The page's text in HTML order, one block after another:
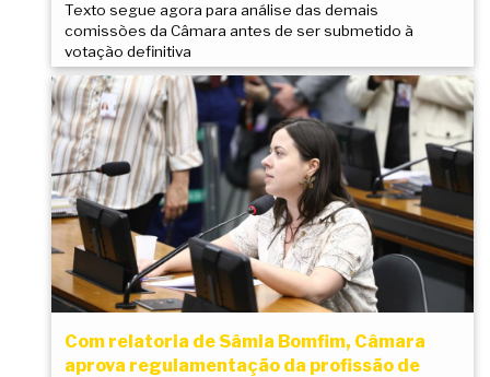
Texto segue agora para análise das demais
comissões da Câmara antes de ser submetido à
votação definitiva
Com relatoria de Sâmia Bomfim, Câmara
aprova regulamentação da profissão de